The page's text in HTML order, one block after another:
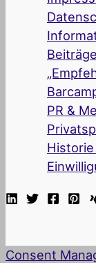
PR &
Consent